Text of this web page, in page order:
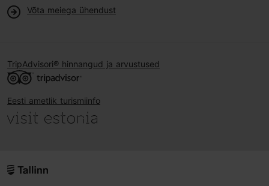
Võta meiega ühendust
TripAdvisori® hinnangud ja arvustused
Eesti ametlik turismiinfo